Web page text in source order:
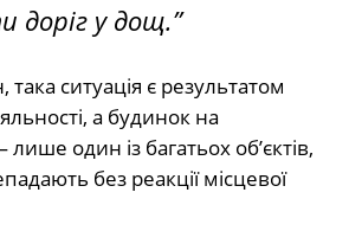
доріг у дощ.”
така ситуація є результатом
а будинок на
один із багатьох об’єктів,
без реакції місцевої